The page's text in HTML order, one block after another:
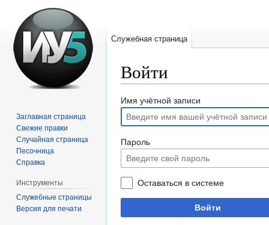
Войти
Перейти
навигации
Перейти
поиску
Имя учётной записи
Пароль
Оставаться в системе
Войти
Служебная страница
Заглавная страница
Свежие правки
Случайная страница
Песочница
Справка
Инструменты
Служебные страницы
Версия для печати